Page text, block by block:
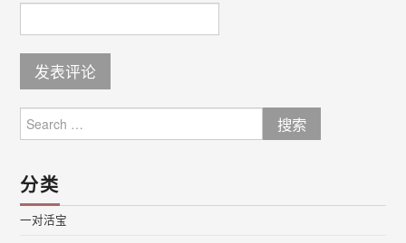
for:
分类
一对活宝